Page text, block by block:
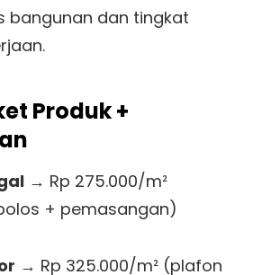
bangunan dan tingkat
Produk +
→ Rp 275.000/m²
+ pemasangan)
→ Rp 325.000/m² (plafon